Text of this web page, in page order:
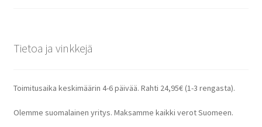
Tietoa ja vinkkejä
Toimitusaika keskimäärin 4-6 päivää. Rahti 24,95€ (1-3 rengasta).
Olemme suomalainen yritys. Maksamme kaikki verot Suomeen.